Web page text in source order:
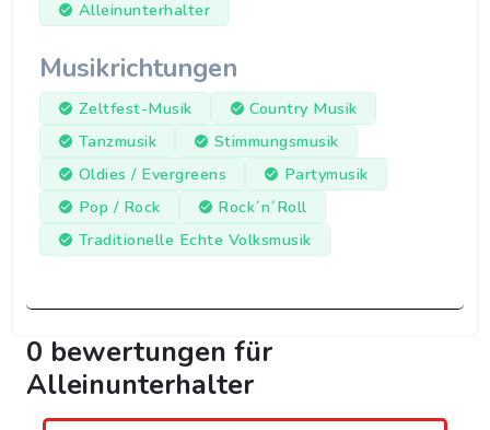
Alleinunterhalter
Musikrichtungen
Zeltfest-Musik
Country Musik
Tanzmusik
Stimmungsmusik
Oldies / Evergreens
Partymusik
Pop / Rock
Rock´n´Roll
Traditionelle Echte Volksmusik
0 bewertungen für
Alleinunterhalter